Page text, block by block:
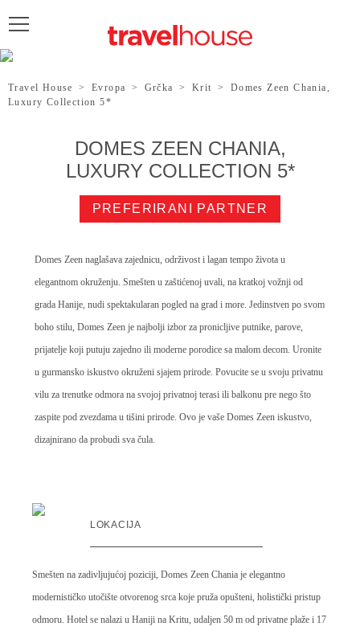
Travel House > Evropa > Grčka > Krit >
Domes Zeen Chania,
Luxury Collection 5*
DOMES ZEEN CHANIA,
LUXURY COLLECTION 5*
PREFERIRANI PARTNER
Domes Zeen naglašava zajednicu, održivost i lagan tempo života u
elegantnom okruženju. Smešten u zaštićenoj uvali, na kratkoj vožnji od
grada Hanije, nudi spektakularan pogled na grad i more. Jedinstven po svom
boho stilu, Domes Zeen je najbolji izbor za pronicljive putnike, parove,
prijatelje koji putuju zajedno ili moderne porodice sa malom decom. Uronite
u gurmansko iskustvo okruženi sjajem prirode. Povucite se u svoju privatnu
vilu za trenutke odmora na svojoj privatnoj terasi ili balkonu pre nego što
zaspite pod zvezdama u tišini prirode. Ovo je vaše Domes Zeen iskustvo,
dizajnirano da probudi sva čula.
LOKACIJA
Smešten na zadivljujućoj poziciji, Domes Zeen Chania je elegantno
modernističko utočište otvorenog srca koje pruža opušteni, holistički pristup
odmoru. Hotel se nalazi u Haniji na Kritu, udaljen 50 m od privatne plaže i 17